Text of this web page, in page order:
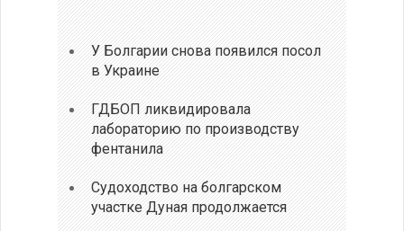
У Болгарии снова появился посол
в Украине
ГДБОП ликвидировала
лабораторию по производству
фентанила
Судоходство на болгарском
участке Дуная продолжается